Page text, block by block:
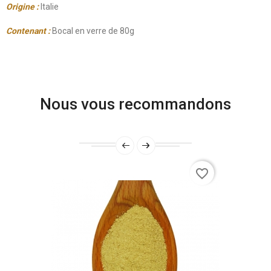
Origine :Italie
Contenant :Bocal en verre de 80g
Nous vous recommandons
favorite_border